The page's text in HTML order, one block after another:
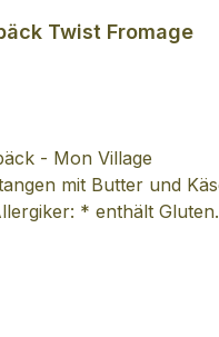
Twist Fromage
- Mon Village
mit Butter und
* enthält Gluten